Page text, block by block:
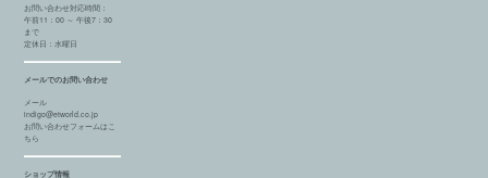
お問い合わせ対応時間：
午前11：00 ～ 午後7：30
まで
定休日：水曜日
メールでのお問い合わせ
メール
indigo@etworld.co.jp
お問い合わせフォームはこ
ちら
ショップ情報